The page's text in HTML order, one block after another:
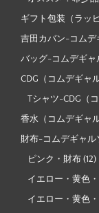
ギフト包装（ラッ
吉田カバン-コムデ
バッグ-コムデギャ
CDG（コムデギャ
Tシャツ-CDG（
香水（コムデギャ
財布-コムデギャル
ピンク・財布 (12)
イエロー・黄色
イエロー・黄色